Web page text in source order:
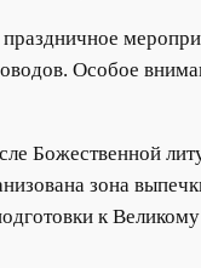
праздничное
Особое
Божественной
зона
к